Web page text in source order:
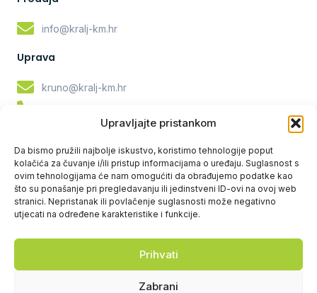
Upravljajte pristankom
Da bismo pružili najbolje iskustvo, koristimo tehnologije poput
kolačića za čuvanje i/ili pristup informacijama o uređaju. Suglasnost s
ovim tehnologijama će nam omogućiti da obrađujemo podatke kao
što su ponašanje pri pregledavanju ili jedinstveni ID-ovi na ovoj web
stranici. Nepristanak ili povlačenje suglasnosti može negativno
utjecati na određene karakteristike i funkcije.
Prihvati
Zabrani
info@kralj-km.hr
Uprava
kruno@kralj-km.hr
tomislav@kralj-km.hr
Tomislav Kralj: +385 91 617 5169
Servis i rezervni dijelovi
bozo@kralj-km.hr